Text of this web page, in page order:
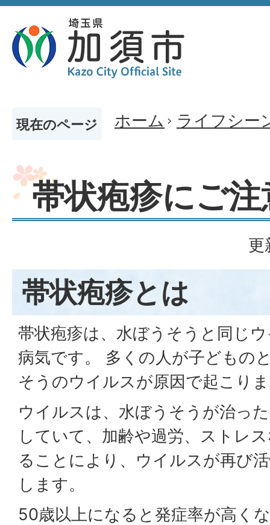
現在のページ ホーム ライフシー
帯状疱疹にご
更
帯状疱疹とは
帯状疱疹は、水ぼうそうと同じ
病気です。 多くの人が子どもの
そうのウイルスが原因で起こり
ウイルスは、水ぼうそうが治っ
していて、加齢や過労、ストレ
ることにより、ウイルスが再び
します。
50歳以上になると発症率が高く